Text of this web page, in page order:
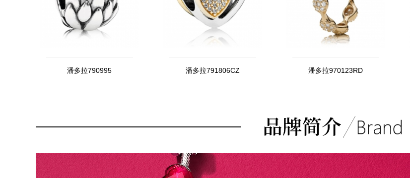
潘多拉790995 潘多拉791806CZ 潘多拉970123RD